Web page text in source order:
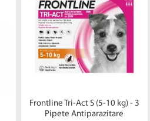
Frontline Tri-Act S (5-10 kg) - 3
Pipete Antiparazitare